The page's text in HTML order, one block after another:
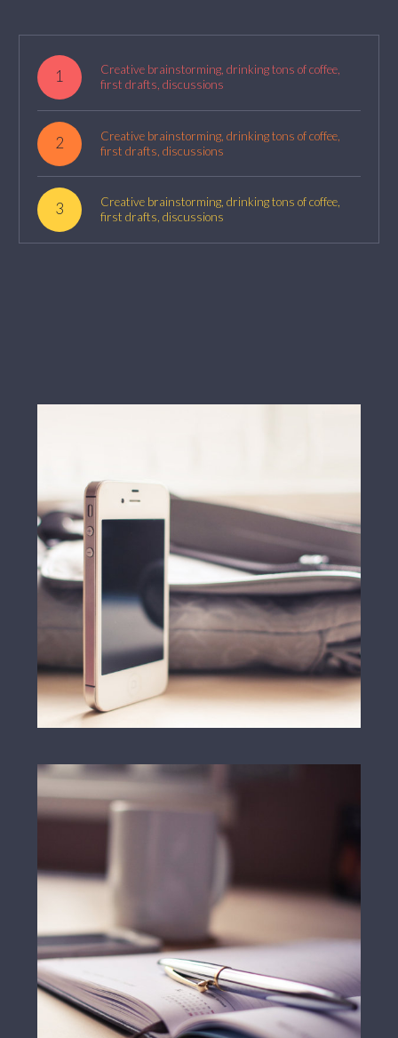
1
Creative brainstorming, drinking tons of coffee,
first drafts, discussions
2
Creative brainstorming, drinking tons of coffee,
first drafts, discussions
3
Creative brainstorming, drinking tons of coffee,
first drafts, discussions